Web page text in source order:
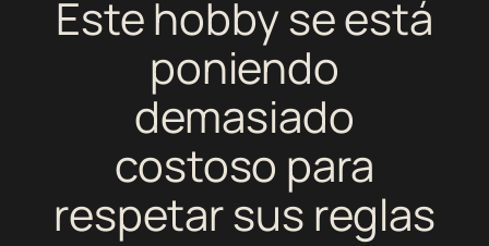
Este hobby se está
poniendo
demasiado
costoso para
respetar sus reglas